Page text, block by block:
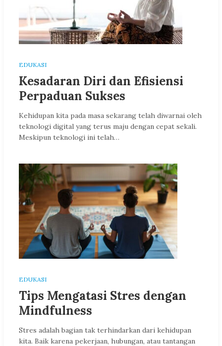
EDUKASI
Kesadaran Diri dan Efisiensi
Perpaduan Sukses
Kehidupan kita pada masa sekarang telah diwarnai oleh
teknologi digital yang terus maju dengan cepat sekali.
Meskipun teknologi ini telah…
EDUKASI
Tips Mengatasi Stres dengan
Mindfulness
Stres adalah bagian tak terhindarkan dari kehidupan
kita. Baik karena pekerjaan, hubungan, atau tantangan